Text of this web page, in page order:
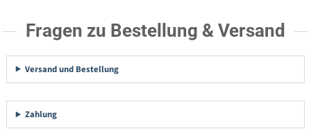
Fragen zu Bestellung & Versand
Versand und Bestellung
Zahlung